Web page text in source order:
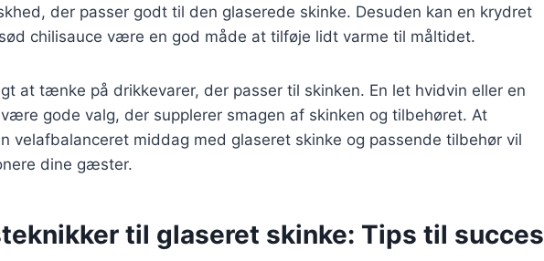
der passer godt til den glaserede skinke. Desuden kan en krydret
chilisauce være en god måde at tilføje lidt varme til måltidet.
at tænke på drikkevarer, der passer til skinken. En let hvidvin eller en
gode valg, der supplerer smagen af skinken og tilbehøret. At
velafbalanceret middag med glaseret skinke og passende tilbehør vil
dine gæster.
til glaseret skinke: Tips til succes